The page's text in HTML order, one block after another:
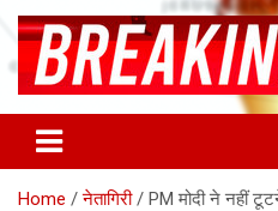
Princenews
Home नेतागिरी PM मोदी ने नहीं